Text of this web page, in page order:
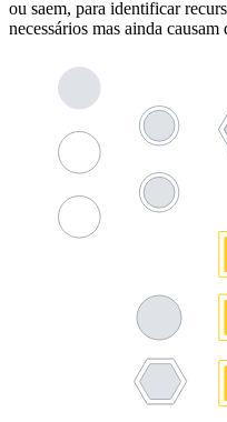
ou saem, para identificar
necessários mas ainda causam